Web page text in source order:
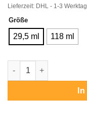
Lieferzeit: DHL - 1-3
Größe
29,5 ml 118 ml
Angelus Pearlescent